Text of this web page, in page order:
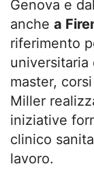
Genova e
anche a
riferimento
universitaria
master,
Miller
iniziative
clinico
lavoro.